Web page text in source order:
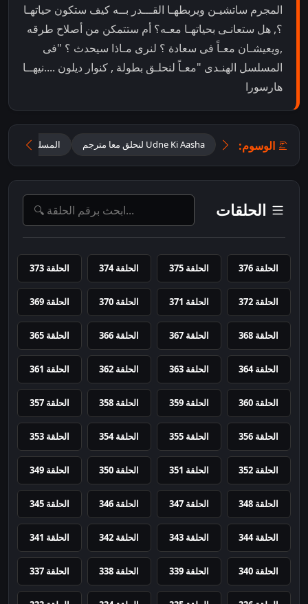
المجرم ساتشيـن ويربطهـا القـــدر بــه كيف ستكون حياتهـا
؟, هل ستعانـى بحياتهـا معـه؟ أم ستتمكن من أصلاح طرقه
,ويعيشـان معـاً فى سعادة ؟ لنرى مـاذا سيحدث ؟ "فى
المسلسل الهنـدى "معـاً لنحلـق بطولة , كنوار ديلون ....نيهــا
هارسورا
الوسوم: Udne Ki Aasha لنحلق معا مترجم المسلسل
الحلقات
الحلقة 376 الحلقة 375 الحلقة 374 الحلقة 373
الحلقة 372 الحلقة 371 الحلقة 370 الحلقة 369
الحلقة 368 الحلقة 367 الحلقة 366 الحلقة 365
الحلقة 364 الحلقة 363 الحلقة 362 الحلقة 361
الحلقة 360 الحلقة 359 الحلقة 358 الحلقة 357
الحلقة 356 الحلقة 355 الحلقة 354 الحلقة 353
الحلقة 352 الحلقة 351 الحلقة 350 الحلقة 349
الحلقة 348 الحلقة 347 الحلقة 346 الحلقة 345
الحلقة 344 الحلقة 343 الحلقة 342 الحلقة 341
الحلقة 340 الحلقة 339 الحلقة 338 الحلقة 337